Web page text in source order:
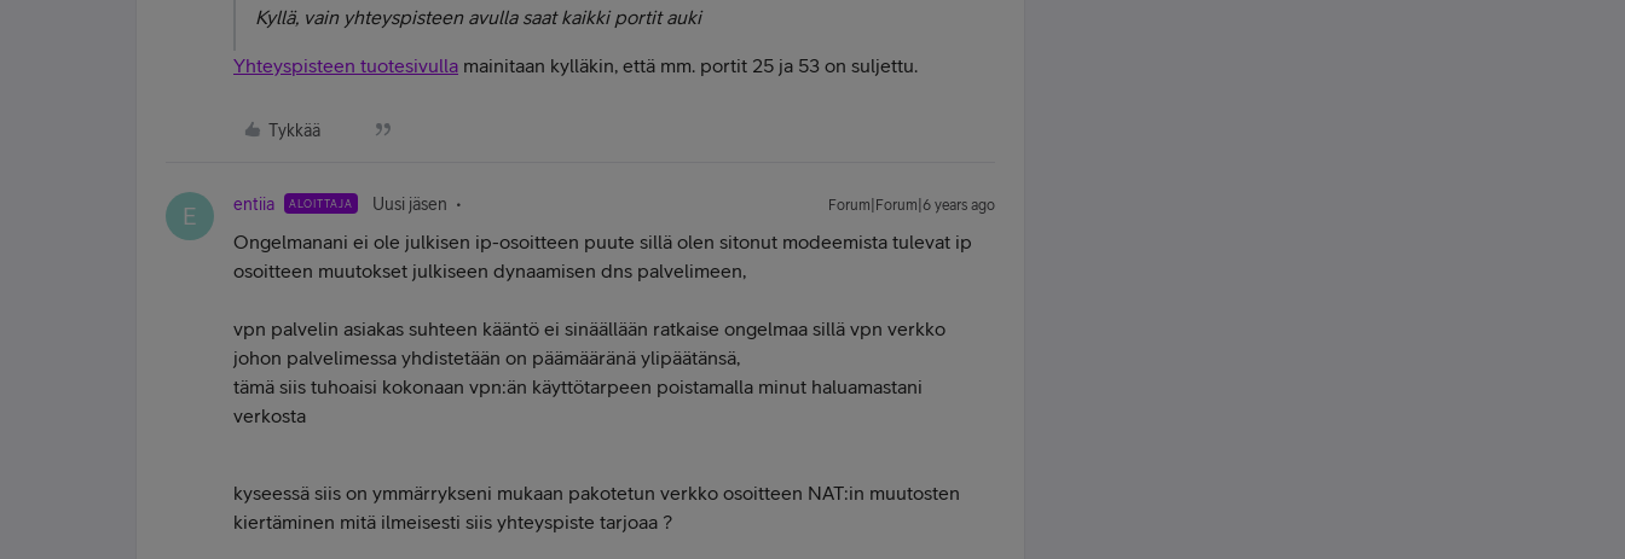
Kyllä, vain yhteyspisteen avulla saat kaikki portit auki
Yhteyspisteen tuotesivulla mainitaan kylläkin, että mm. portit 25 ja 53 on suljettu.
Tykkää
E entiia ALOITTAJA Uusi jäsen Forum|Forum|6 years ago
Ongelmanani ei ole julkisen ip-osoitteen puute sillä olen sitonut modeemista tulevat ip
osoitteen muutokset julkiseen dynaamisen dns palvelimeen,
vpn palvelin asiakas suhteen kääntö ei sinäällään ratkaise ongelmaa sillä vpn verkko
johon palvelimessa yhdistetään on päämääränä ylipäätänsä,
tämä siis tuhoaisi kokonaan vpn:än käyttötarpeen poistamalla minut haluamastani
verkosta
kyseessä siis on ymmärrykseni mukaan pakotetun verkko osoitteen NAT:in muutosten
kiertäminen mitä ilmeisesti siis yhteyspiste tarjoaa ?